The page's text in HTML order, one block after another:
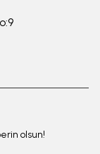
olsun!